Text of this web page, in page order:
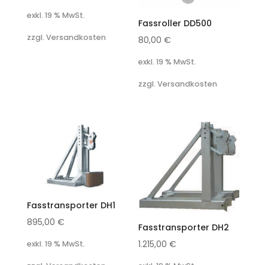
exkl. 19 % MwSt.
zzgl. Versandkosten
Fassroller DD500
80,00€
exkl. 19 % MwSt.
zzgl. Versandkosten
Fasstransporter DH1
895,00 €
exkl. 19 % MwSt.
Fasstransporter DH2
1.215,00€